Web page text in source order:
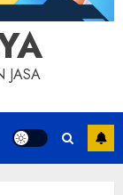
JASA